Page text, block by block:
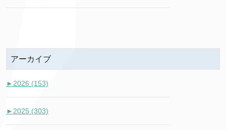
アーカイブ
► 2026 (153)
► 2025 (303)